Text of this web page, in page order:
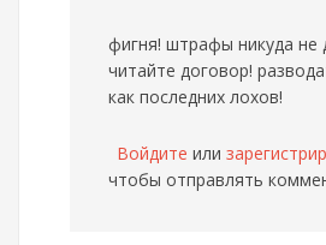
фигня! штрафы никуда не
читайте договор!
как последних лохов!
Войдите или
чтобы отправлять